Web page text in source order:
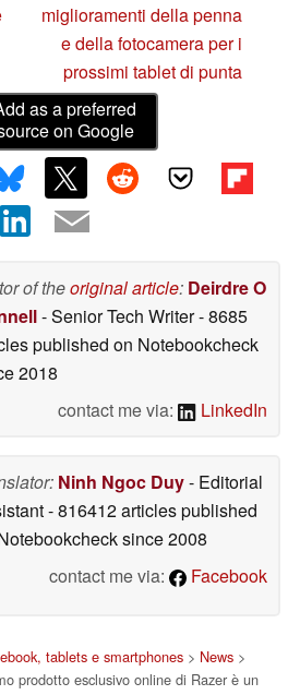
miglioramenti della penna
e della fotocamera per i
prossimi tablet di punta
as a preferred
on Google
of theoriginal article: Deirdre O
- Senior Tech Writer- 8685
published on Notebookcheck
2018
contact me via:
LinkedIn
Ninh Ngoc Duy- Editorial
- 816412 articles published
since 2008
contact me via:
Facebook
tablets e smartphones > News >
prodotto esclusivo online di Razer è un